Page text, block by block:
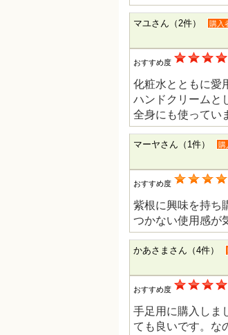
マユさん（2件） 購入
おすすめ度
化粧水とともに愛
ハンドクリームと
全身にも使ってい
マーヤさん（1件） 購
おすすめ度
紫根に興味を持ち
つかない使用感が
かあさまさん（4件）
おすすめ度
手足用に購入しま
ても良いです。な